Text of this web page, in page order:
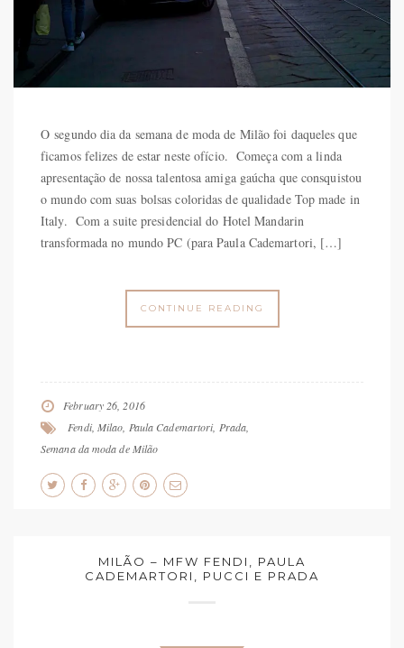
O segundo dia da semana de moda de Milão foi daqueles que
ficamos felizes de estar neste ofício. Começa com a linda
apresentação de nossa talentosa amiga gaúcha que consquistou
o mundo com suas bolsas coloridas de qualidade Top made in
Italy. Com a suite presidencial do Hotel Mandarin
transformada no mundo PC (para Paula Cademartori, […]
CONTINUE READING
February 26, 2016
Fendi, Milao Paula Cademartori, Prada
Semana da moda de Milão
MILÃO – MFW FENDI, PAULA
CADEMARTORI, PUCCI E PRADA